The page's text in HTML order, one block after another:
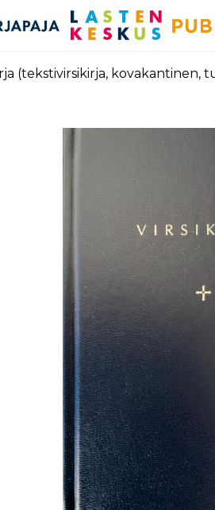
(tekstivirsikirja, kovakantinen,